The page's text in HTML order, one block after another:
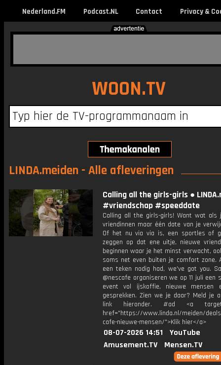
Nederland.FM Podcast.NL Contact Privacy &
WOON.TV
LINDA.meiden - Alle afleveringen
Calling all the girls-girls ●
#vriendschap #speeddate
Calling all the girls-girls! Want wat als
vriendinnen maar één date van je
Of het nu via via is, een sportles of
zeggen op dat ene uitje, nieuwe
beginnen waar je het minst verwacht,
soms net even buiten je comfort zone.
een teken nodig had, we've got you.
@nescafe organiseren we op 11 juli een
event vol ijskoffie, nieuwe mensen
gesprekken. Zien we je daar? Meld je
link hieronder. #ad <a
href="https://www.linda.nl/meiden/
cafe-nieuwe-mensen/">Klik hier</a>
08-07-2026 14:51
YouTube
Amusement.TV
Mensen.TV